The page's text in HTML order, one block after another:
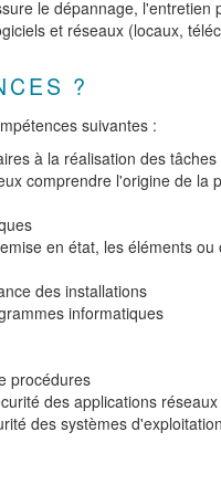
le dépannage,
et réseaux (locaux,
?
suivantes :
à la réalisation des tâches
comprendre l'origine de la
en état, les éléments
des installations
informatiques
procédures
des applications réseaux
des systèmes d'exploitation